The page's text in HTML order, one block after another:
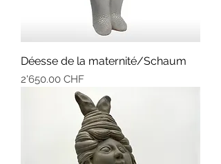
Déesse de la maternité/Schaum
Prix
2'650.00 CHF